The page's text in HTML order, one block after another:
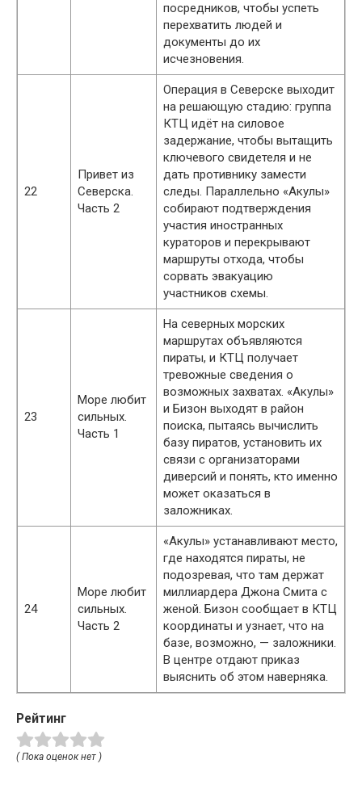
посредников, чтобы успеть
перехватить людей и
документы до их
исчезновения.
22
Привет из
Северска.
Часть 2
Операция в Северске выходит
на решающую стадию: группа
КТЦ идёт на силовое
задержание, чтобы вытащить
ключевого свидетеля и не
дать противнику замести
следы. Параллельно «Акулы»
собирают подтверждения
участия иностранных
кураторов и перекрывают
маршруты отхода, чтобы
сорвать эвакуацию
участников схемы.
23
Море любит
сильных.
Часть 1
На северных морских
маршрутах объявляются
пираты, и КТЦ получает
тревожные сведения о
возможных захватах. «Акулы»
и Бизон выходят в район
поиска, пытаясь вычислить
базу пиратов, установить их
связи с организаторами
диверсий и понять, кто именно
может оказаться в
заложниках.
24
Море любит
сильных.
Часть 2
«Акулы» устанавливают место,
где находятся пираты, не
подозревая, что там держат
миллиардера Джона Смита с
женой. Бизон сообщает в КТЦ
координаты и узнает, что на
базе, возможно, — заложники.
В центре отдают приказ
выяснить об этом наверняка.
Рейтинг
( Пока оценок нет )